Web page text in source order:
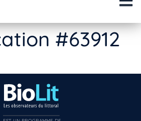
#63912